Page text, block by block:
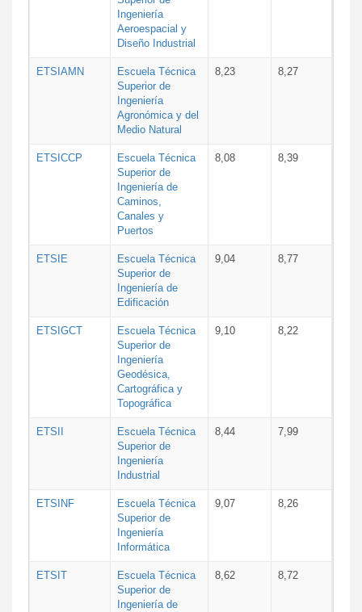
Ingeniería
Aeroespacial y
Diseño Industrial
ETSIAMN
Escuela Técnica
Superior de
Ingeniería
Agronómica y del
Medio Natural
8,23 8,27
ETSICCP
Escuela Técnica
Superior de
Ingeniería de
Caminos,
Canales y
Puertos
8,08 8,39
ETSIE
Escuela Técnica
Superior de
Ingeniería de
Edificación
9,04 8,77
ETSIGCT
Escuela Técnica
Superior de
Ingeniería
Geodésica,
Cartográfica y
Topográfica
9,10 8,22
ETSII
Escuela Técnica
Superior de
Ingeniería
Industrial
8,44 7,99
ETSINF
Escuela Técnica
Superior de
Ingeniería
Informática
9,07 8,26
ETSIT
Escuela Técnica
Superior de
Ingeniería de
8,62 8,72